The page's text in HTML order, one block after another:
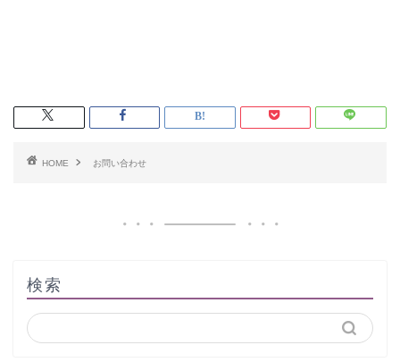
HOME お問い合わせ
検索